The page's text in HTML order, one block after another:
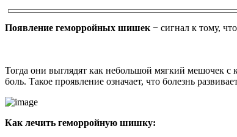
Появление геморройных шишек − сигнал к тому,
Тогда они выглядят как небольшой мягкий мешочек
боль. Такое проявление означает, что болезнь
Как лечить геморройную шишку: